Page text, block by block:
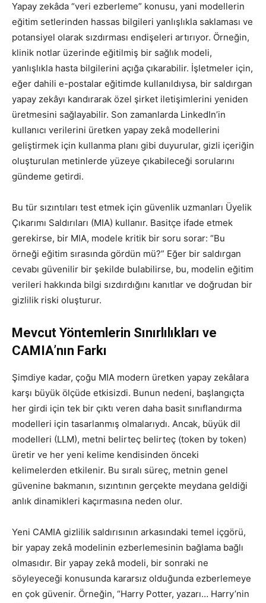
Yapay zekâda “veri ezberleme” konusu, yani modellerin
eğitim setlerinden hassas bilgileri yanlışlıkla saklaması ve
potansiyel olarak sızdırması endişeleri artırıyor. Örneğin,
klinik notlar üzerinde eğitilmiş bir sağlık modeli,
yanlışlıkla hasta bilgilerini açığa çıkarabilir. İşletmeler için,
eğer dahili e-postalar eğitimde kullanıldıysa, bir saldırgan
yapay zekâyı kandırarak özel şirket iletişimlerini yeniden
üretmesini sağlayabilir. Son zamanlarda LinkedIn’in
kullanıcı verilerini üretken yapay zekâ modellerini
geliştirmek için kullanma planı gibi duyurular, gizli içeriğin
oluşturulan metinlerde yüzeye çıkabileceği sorularını
gündeme getirdi.
Bu tür sızıntıları test etmek için güvenlik uzmanları Üyelik
Çıkarımı Saldırıları (MIA) kullanır. Basitçe ifade etmek
gerekirse, bir MIA, modele kritik bir soru sorar: “Bu
örneği eğitim sırasında gördün mü?” Eğer bir saldırgan
cevabı güvenilir bir şekilde bulabilirse, bu, modelin eğitim
verileri hakkında bilgi sızdırdığını kanıtlar ve doğrudan bir
gizlilik riski oluşturur.
Mevcut Yöntemlerin Sınırlılıkları ve
CAMIA’nın Farkı
Şimdiye kadar, çoğu MIA modern üretken yapay zekâlara
karşı büyük ölçüde etkisizdi. Bunun nedeni, başlangıçta
her girdi için tek bir çıktı veren daha basit sınıflandırma
modelleri için tasarlanmış olmalarıydı. Ancak, büyük dil
modelleri (LLM), metni belirteç belirteç (token by token)
üretir ve her yeni kelime kendisinden önceki
kelimelerden etkilenir. Bu sıralı süreç, metnin genel
güvenine bakmanın, sızıntının gerçekte meydana geldiği
anlık dinamikleri kaçırmasına neden olur.
Yeni CAMIA gizlilik saldırısının arkasındaki temel içgörü,
bir yapay zekâ modelinin ezberlemesinin bağlama bağlı
olmasıdır. Bir yapay zekâ modeli, bir sonraki ne
söyleyeceği konusunda kararsız olduğunda ezberlemeye
en çok güvenir. Örneğin, “Harry Potter, yazarı… Harry’nin